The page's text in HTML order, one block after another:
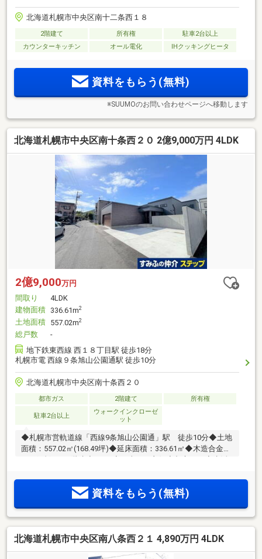
北海道札幌市中央区南十二条西１８
2階建て 所有権
駐車2台以上
カウンターキッチン
オール電化 IHクッキングヒータ
資料をもらう(無料)
※SUUMOのお問い合わせページへ移動します
北海道札幌市中央区南十条西２０ 2億9,000万円 4LDK
2億9,000万円
間取り
4LDK
建物面積 336.61m2
土地面積 557.02m2
総戸数
-
地下鉄東西線 西１８丁目駅 徒歩18分
札幌市電 西線９条旭山公園通駅 徒歩10分
北海道札幌市中央区南十条西２０
都市ガス 2階建て 所有権
駐車2台以上
ウォークインクローゼ
ット
◆札幌市営軌道線「西線9条旭山公園通」駅 徒歩10分◆土地
面積：557.02㎡(168.49坪)◆延床面積：336.61㎡◆木造合金メ
店 約400ｍ（徒歩5分）・ファミリーマート南8条西18丁目
店 約300ｍ（徒歩4分）・幌西小学校 約590ｍ（徒歩8
資料をもらう(無料)
北海道札幌市中央区南八条西２１ 4,890万円 4LDK